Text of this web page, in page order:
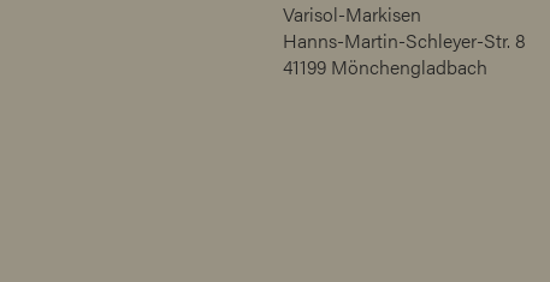
Varisol-Markisen
Hanns-Martin-Schleyer-Str. 8
41199 Mönchengladbach